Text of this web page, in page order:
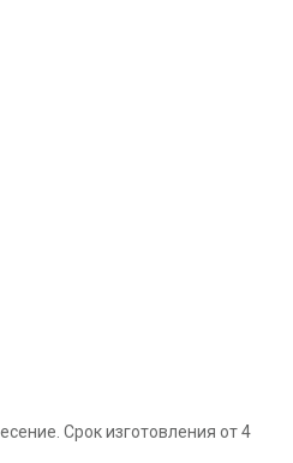
Срок изготовления от 4